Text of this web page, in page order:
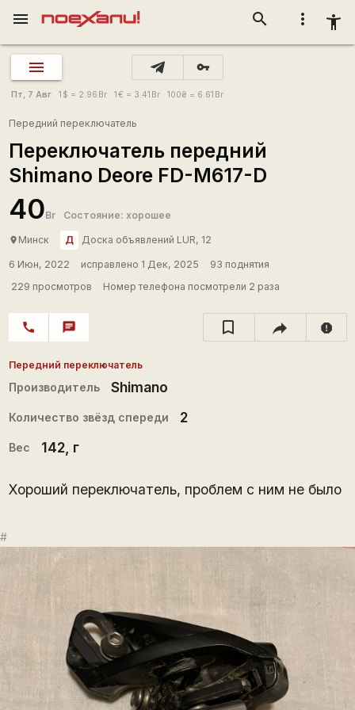
more_vert accessibility_new
search
menu
vpn_key
Пт, 7 Авг 1 $ = 2.96 Br 1€ = 3.41 Br 100₴ = 6.61 Br
Передний переключатель
Переключатель передний
Shimano Deore FD-M617-D
40Br Состояние: хорошее
place Минск Д Доска объявлений LUR, 12
6 Июн, 2022 исправлено 1 Дек, 2025
93 поднятия
229 просмотров
Номер телефона посмотрели 2 раза
call chat report
Передний переключатель
Производитель Shimano
Количество звёзд спереди 2
Вес 142, г
Хороший переключатель, проблем с ним не было
#